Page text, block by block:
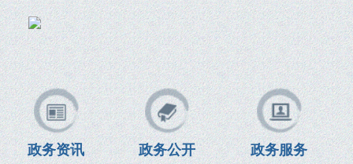
政务资讯 政务公开 政务服务